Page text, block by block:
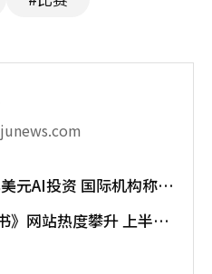
元AI投资 国际机构称将
》网站热度攀升 上半年